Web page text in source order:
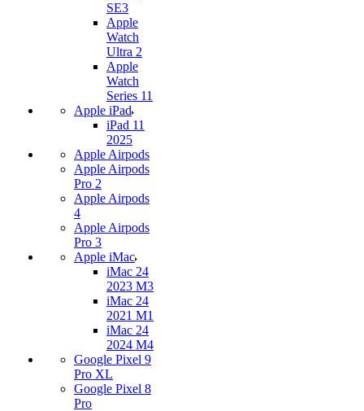
SE3
Apple
Watch
Ultra 2
Apple
Watch
Series 11
Apple iPad
iPad 11
2025
Apple Airpods
Apple Airpods
Pro 2
Apple Airpods
4
Apple Airpods
Pro 3
Apple iMac
iMac 24
2023 M3
iMac 24
2021 M1
iMac 24
2024 M4
Google Pixel 9
Pro XL
Google Pixel 8
Pro